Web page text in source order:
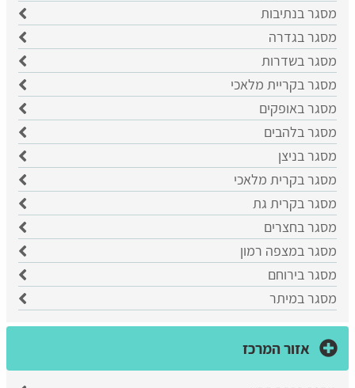
מסגר בנתיבות
מסגר בגדרה
מסגר בשדרות
מסגר בקריית מלאכי
מסגר באופקים
מסגר בלהבים
מסגר בניצן
מסגר בקרית מלאכי
מסגר בקרית גת
מסגר בחצרים
מסגר במצפה רמון
מסגר בירוחם
מסגר במיתר
אזור המרכז